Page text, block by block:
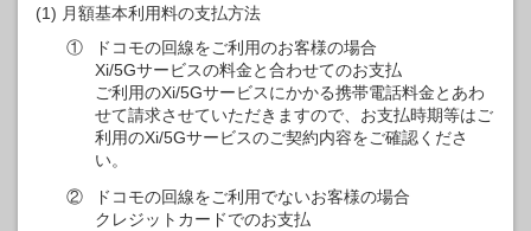
月額基本利用料の支払方法
①
ドコモの回線をご利用のお客様の場合
Xi/5Gサービスの料金と合わせてのお支払
ご利用のXi/5Gサービスにかかる携帯電話料金とあわ
せて請求させていただきますので、お支払時期等はご
利用のXi/5Gサービスのご契約内容をご確認くださ
い。
②
ドコモの回線をご利用でないお客様の場合
クレジットカードでのお支払